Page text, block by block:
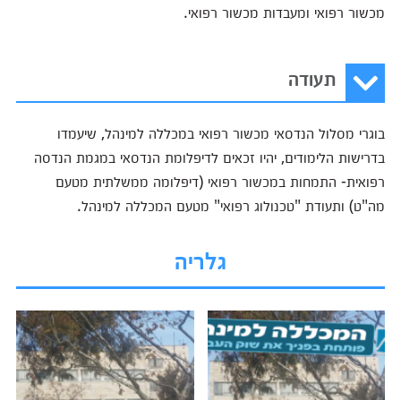
מכשור רפואי ומעבדות מכשור רפואי.
תעודה
בוגרי מסלול הנדסאי מכשור רפואי במכללה למינהל, שיעמדו
בדרישות הלימודים, יהיו זכאים לדיפלומת הנדסאי במגמת הנדסה
רפואית- התמחות במכשור רפואי (דיפלומה ממשלתית מטעם
מה"ט) ותעודת "טכנולוג רפואי" מטעם המכללה למינהל.
גלריה